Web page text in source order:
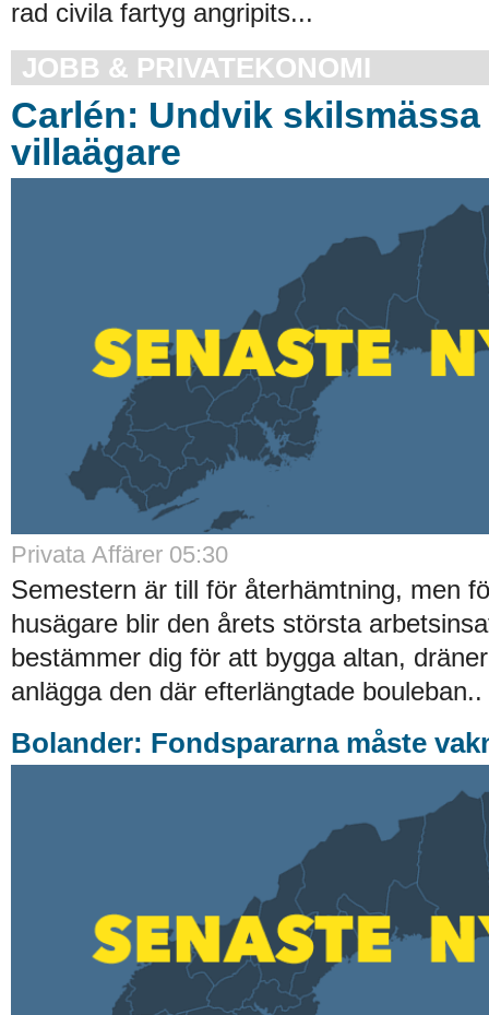
rad civila fartyg angripits...
JOBB & PRIVATEKONOMI
Carlén: Undvik
villaägare
Privata Affärer 05:30
Semestern är till för återhämtning, men
husägare blir den årets största
bestämmer dig för att bygga altan,
anlägga den där efterlängtade bouleban..
Bolander: Fondspararna måste